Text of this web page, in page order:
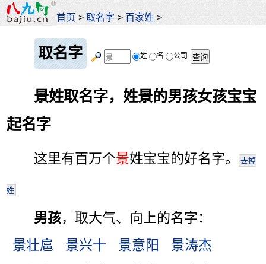
首页 >取名字 > 百家姓 >
取名字 姓 名 公司
景姓取名字，姓景的男孩女孩宝宝
起名字
这里有百万个景姓宝宝的好名字。 去掉
姓
男孩，取大气、向上的名字：
景壮扈
景兴十 景意阳
景涛杰